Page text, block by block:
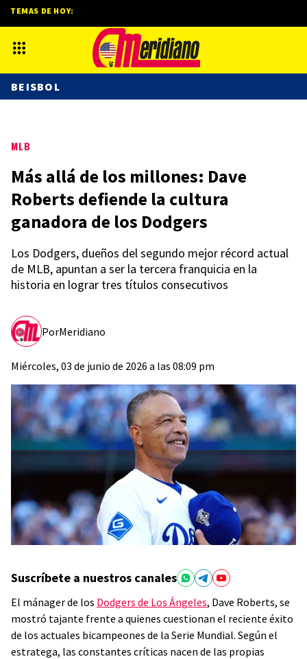
MLB
Más allá de los millones: Dave
Roberts defiende la cultura
ganadora de los Dodgers
Los Dodgers, dueños del segundo mejor récord actual
de MLB, apuntan a ser la tercera franquicia en la
historia en lograr tres títulos consecutivos
PorMeridiano
Miércoles, 03 de junio de 2026 a las 08:09 pm
Suscríbete a nuestros canales
El mánager de los Dodgers de Los Ángeles, Dave Roberts, se
mostró tajante frente a quienes cuestionan el reciente éxito
de los actuales bicampeones de la Serie Mundial. Según el
estratega, las constantes críticas nacen de las propias
TEMAS DE HOY:
BEISBOL